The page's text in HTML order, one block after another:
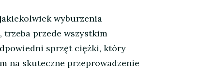
wyburzenia
trzeba przede wszystkim
sprzęt ciężki, który
na skuteczne przeprowadzenie